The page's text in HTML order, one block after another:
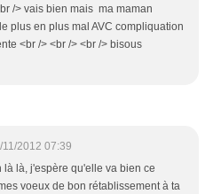
/> vais bien mais ma maman
plus en plus mal AVC compliquation
<br /> <br /> <br /> bisous
11/2012 07:39
là là, j'espère qu'elle va bien ce
voeux de bon rétablissement à ta